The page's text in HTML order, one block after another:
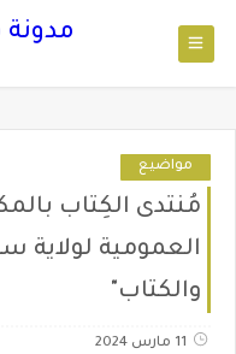
مواضيع
مُنتدى الكِتاب
العمومية لولاية
والكتاب"
11 مارس 2024